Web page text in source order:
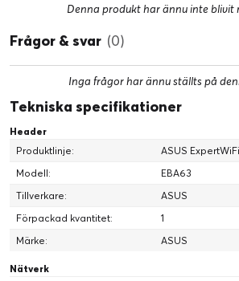
Denna produkt har ännu inte blivit
Frågor & svar (0)
Inga frågor har ännu ställts på
Tekniska specifikationer
Header
Produktlinje:
ASUS ExpertWiFi
Modell:
EBA63
Tillverkare:
ASUS
Förpackad kvantitet:
1
Märke:
ASUS
Nätverk